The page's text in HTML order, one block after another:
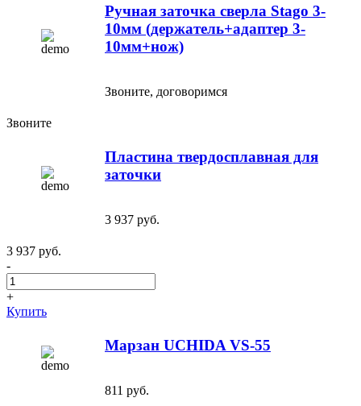
Ручная заточка сверла Stago 3-
10мм (держатель+адаптер 3-
10мм+нож)
Звоните, договоримся
Звоните
Пластина твердосплавная для
заточки
3 937 руб.
3 937 руб.
-
+
Купить
Марзан UCHIDA VS-55
811 руб.